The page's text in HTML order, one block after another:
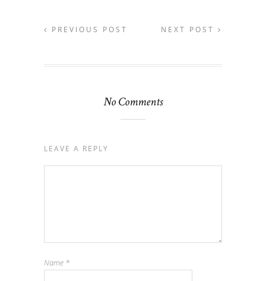
PREVIOUS POST NEXT POST
No Comments
LEAVE A REPLY
Name *